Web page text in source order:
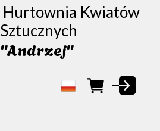
Hurtownia Kwiatów
Sztucznych
"Andrzej"